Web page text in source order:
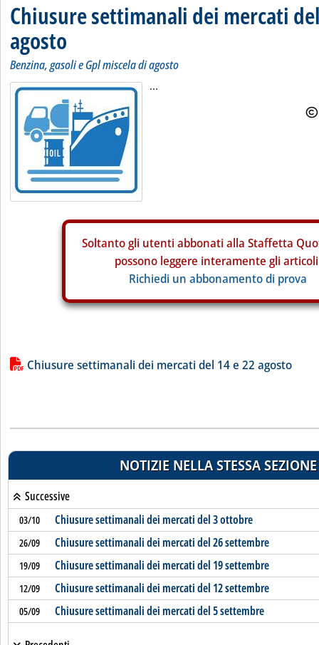
Chiusure settimanali dei mercati
agosto
Benzina, gasoli e Gpl miscela di agosto
...
Soltanto gli utenti abbonati alla Staffetta
possono leggere interamente gli
Richiedi un abbonamento di prova
Lista allegati PDF alla notizia
Chiusure settimanali dei mercati del 14 e 22 agosto
NOTIZIE NELLA STESSA SEZIONE
Successive
03/10 Chiusure settimanali dei mercati del 3 ottobre
26/09 Chiusure settimanali dei mercati del 26 settembre
19/09 Chiusure settimanali dei mercati del 19 settembre
12/09 Chiusure settimanali dei mercati del 12 settembre
05/09 Chiusure settimanali dei mercati del 5 settembre